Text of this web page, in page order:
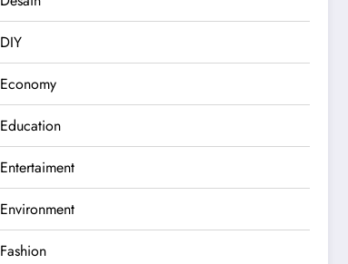
DIY
Economy
Education
Entertaiment
Environment
Fashion